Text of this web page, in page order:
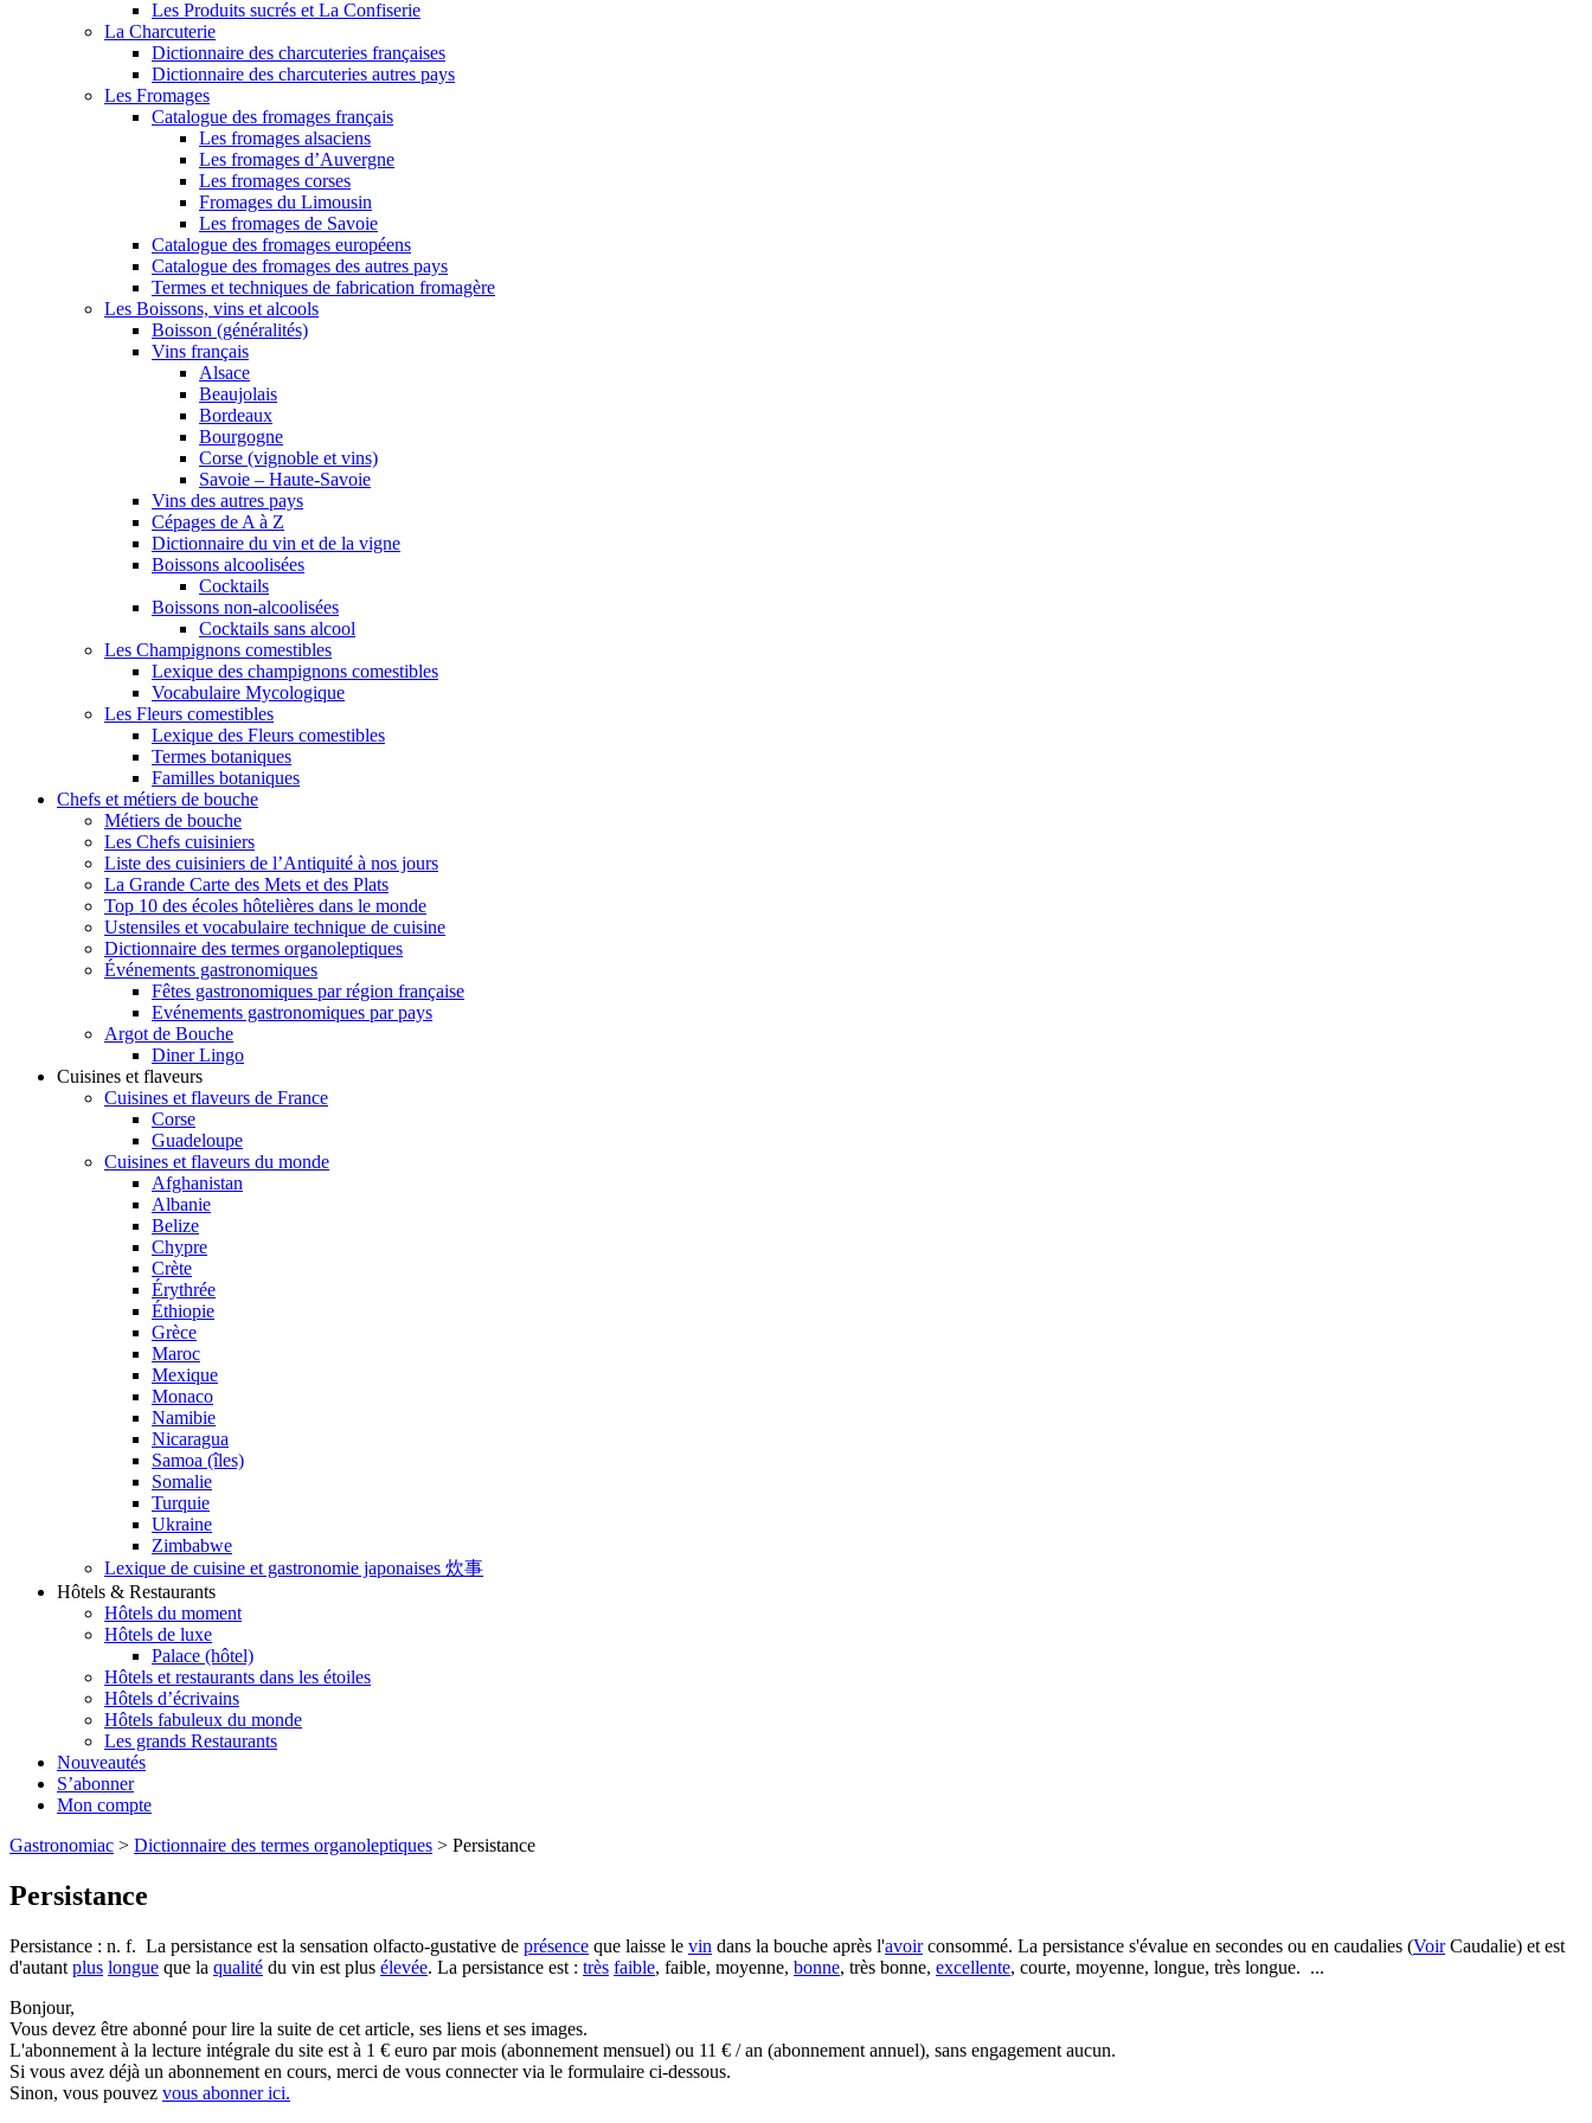
Les Produits sucrés et La Confiserie
La Charcuterie
Dictionnaire des charcuteries françaises
Dictionnaire des charcuteries autres pays
Les Fromages
Catalogue des fromages français
Les fromages alsaciens
Les fromages d’Auvergne
Les fromages corses
Fromages du Limousin
Les fromages de Savoie
Catalogue des fromages européens
Catalogue des fromages des autres pays
Termes et techniques de fabrication fromagère
Les Boissons, vins et alcools
Boisson (généralités)
Vins français
Alsace
Beaujolais
Bordeaux
Bourgogne
Corse (vignoble et vins)
Savoie – Haute-Savoie
Vins des autres pays
Cépages de A à Z
Dictionnaire du vin et de la vigne
Boissons alcoolisées
Cocktails
Boissons non-alcoolisées
Cocktails sans alcool
Les Champignons comestibles
Lexique des champignons comestibles
Vocabulaire Mycologique
Les Fleurs comestibles
Lexique des Fleurs comestibles
Termes botaniques
Familles botaniques
Chefs et métiers de bouche
Métiers de bouche
Les Chefs cuisiniers
Liste des cuisiniers de l’Antiquité à nos jours
La Grande Carte des Mets et des Plats
Top 10 des écoles hôtelières dans le monde
Ustensiles et vocabulaire technique de cuisine
Dictionnaire des termes organoleptiques
Événements gastronomiques
Fêtes gastronomiques par région française
Evénements gastronomiques par pays
Argot de Bouche
Diner Lingo
Cuisines et flaveurs
Cuisines et flaveurs de France
Corse
Guadeloupe
Cuisines et flaveurs du monde
Afghanistan
Albanie
Belize
Chypre
Crète
Érythrée
Éthiopie
Grèce
Maroc
Mexique
Monaco
Namibie
Nicaragua
Samoa (îles)
Somalie
Turquie
Ukraine
Zimbabwe
Lexique de cuisine et gastronomie japonaises 炊事
Hôtels & Restaurants
Hôtels du moment
Hôtels de luxe
Palace (hôtel)
Hôtels et restaurants dans les étoiles
Hôtels d’écrivains
Hôtels fabuleux du monde
Les grands Restaurants
Nouveautés
S’abonner
Mon compte
Gastronomiac > Dictionnaire des termes organoleptiques > Persistance
Persistance
Persistance : n. f. La persistance est la sensation olfacto-gustative de présence que laisse le vin dans la bouche après l'avoirconsommé. La persistance s'évalue en secondes ou en caudalies (VoirCaudalie) et est
d'autant plus longue que la qualité du vin est plus élevée. La persistance est : très faible, faible, moyenne, bonne, très bonne, excellente, courte, moyenne, longue, très longue. ...
Bonjour,
Vous devez être abonné pour lire la suite de cet article, ses liens et ses images.
L'abonnement à la lecture intégrale du site est à 1 € euro par mois (abonnement mensuel) ou 11 € / an (abonnement annuel), sans engagement aucun.
Si vous avez déjà un abonnement en cours, merci de vous connecter via le formulaire ci-dessous.
Sinon, vous pouvez vous abonner ici.